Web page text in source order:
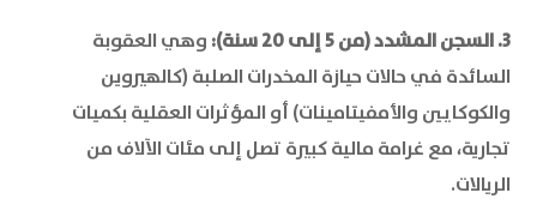
3. السجن المشدد (من 5 إلى 20 سنة):
وهي العقوبة
السائدة في حالات حيازة المخدرات الصلبة (كالهيروين
والكوكايين والأمفيتامينات) أو المؤثرات العقلية بكميات
تجارية، مع غرامة مالية كبيرة تصل إلى مئات الآلاف من
الريالات.